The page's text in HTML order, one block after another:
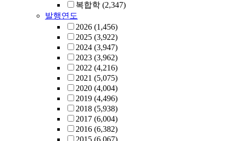
복합학 (2,347)
발행연도
2026 (1,456)
2025 (3,922)
2024 (3,947)
2023 (3,962)
2022 (4,216)
2021 (5,075)
2020 (4,004)
2019 (4,496)
2018 (5,938)
2017 (6,004)
2016 (6,382)
2015 (6,067)